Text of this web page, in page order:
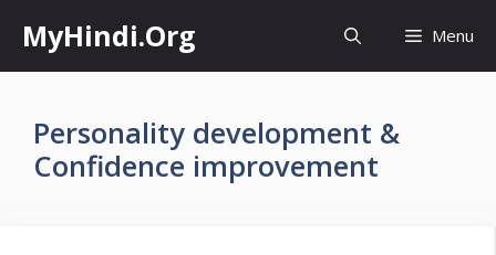
content
MyHindi.Org Menu
Personality development &
Confidence improvement